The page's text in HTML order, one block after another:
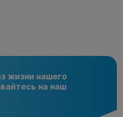
жизни нашего
на наш